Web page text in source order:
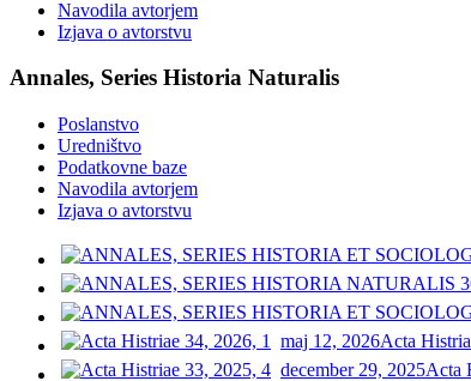
Navodila avtorjem
Izjava o avtorstvu
Annales, Series Historia Naturalis
Poslanstvo
Uredništvo
Podatkovne baze
Navodila avtorjem
Izjava o avtorstvu
maj 12, 2026Acta
december 29, 2025Acta